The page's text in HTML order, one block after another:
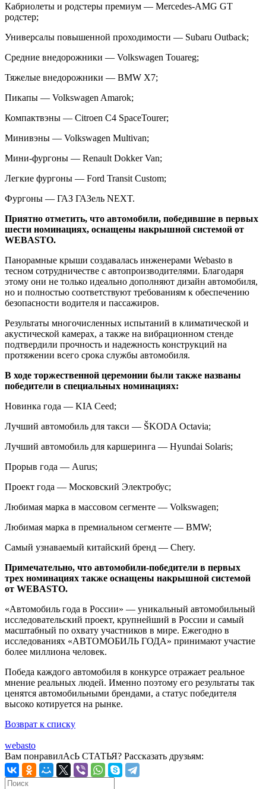
Кабриолеты и родстеры премиум — Mercedes-AMG GT
родстер;
Универсалы повышенной проходимости — Subaru Outback;
Средние внедорожники — Volkswagen Touareg;
Тяжелые внедорожники — BMW X7;
Пикапы — Volkswagen Amarok;
Компактвэны — Citroen C4 SpaceTourer;
Минивэны — Volkswagen Multivan;
Мини-фургоны — Renault Dokker Van;
Легкие фургоны — Ford Transit Custom;
Фургоны — ГАЗ ГАЗель NEXT.
Приятно отметить, что автомобили, победившие в первых
шести номинациях, оснащены накрышной системой от
WEBASTO.
Панорамные крыши создавалась инженерами Webasto в
тесном сотрудничестве с автопроизводителями. Благодаря
этому они не только идеально дополняют дизайн автомобиля,
но и полностью соответствуют требованиям к обеспечению
безопасности водителя и пассажиров.
Результаты многочисленных испытаний в климатической и
акустической камерах, а также на вибрационном стенде
подтвердили прочность и надежность конструкций на
протяжении всего срока службы автомобиля.
В ходе торжественной церемонии были также названы
победители в специальных номинациях:
Новинка года — KIA Ceed;
Лучший автомобиль для такси — ŠKODA Octavia;
Лучший автомобиль для каршеринга — Hyundai Solaris;
Прорыв года — Aurus;
Проект года — Московский Электробус;
Любимая марка в массовом сегменте — Volkswagen;
Любимая марка в премиальном сегменте — BMW;
Самый узнаваемый китайский бренд — Chery.
Примечательно, что автомобили-победители в первых
трех номинациях также оснащены накрышной системой
от WEBASTO.
«Автомобиль года в России» — уникальный автомобильный
исследовательский проект, крупнейший в России и самый
масштабный по охвату участников в мире. Ежегодно в
исследованиях «АВТОМОБИЛЬ ГОДА» принимают участие
более миллиона человек.
Победа каждого автомобиля в конкурсе отражает реальное
мнение реальных людей. Именно поэтому его результаты так
ценятся автомобильными брендами, а статус победителя
высоко котируется на рынке.
Возврат к списку
webasto
Вам понравилАсЬ СТАТЬЯ? Рассказать друзьям: